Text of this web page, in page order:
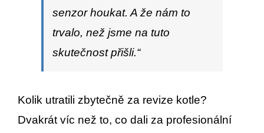
senzor houkat. A že nám to
trvalo, než jsme na tuto
skutečnost přišli.“
Kolik utratili zbytečně za revize kotle?
Dvakrát víc než to, co dali za profesionální